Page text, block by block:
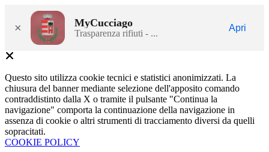
× MyCucciago
Trasparenza rifiuti - ...
Apri
Questo sito utilizza cookie tecnici e statistici anonimizzati. La
chiusura del banner mediante selezione dell'apposito comando
contraddistinto dalla X o tramite il pulsante "Continua la
navigazione" comporta la continuazione della navigazione in
assenza di cookie o altri strumenti di tracciamento diversi da quelli
sopracitati.
COOKIE POLICY